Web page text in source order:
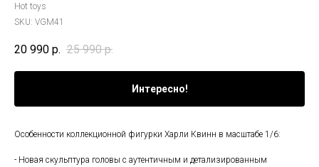
Hot toys
SKU: VGM41
20 990 р. 25 990 р.
Интересно!
Особенности коллекционной фигурки Харли Квинн в масштабе 1/6:
- Новая скульптура головы с аутентичным и детализированным